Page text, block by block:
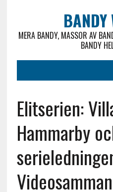
BANDY
MERA BANDY, MASSOR AV
BANDY
Elitserien:
Hammarby